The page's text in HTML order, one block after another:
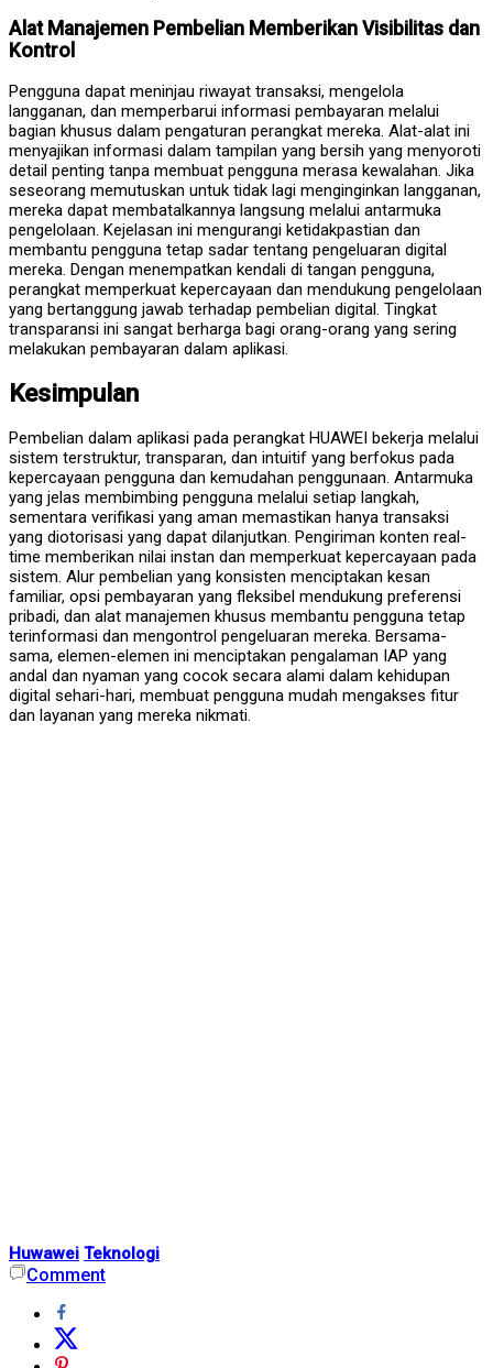
Alat Manajemen Pembelian Memberikan Visibilitas dan
Kontrol
Pengguna dapat meninjau riwayat transaksi, mengelola
langganan, dan memperbarui informasi pembayaran melalui
bagian khusus dalam pengaturan perangkat mereka. Alat-alat ini
menyajikan informasi dalam tampilan yang bersih yang menyoroti
detail penting tanpa membuat pengguna merasa kewalahan. Jika
seseorang memutuskan untuk tidak lagi menginginkan langganan,
mereka dapat membatalkannya langsung melalui antarmuka
pengelolaan. Kejelasan ini mengurangi ketidakpastian dan
membantu pengguna tetap sadar tentang pengeluaran digital
mereka. Dengan menempatkan kendali di tangan pengguna,
perangkat memperkuat kepercayaan dan mendukung pengelolaan
yang bertanggung jawab terhadap pembelian digital. Tingkat
transparansi ini sangat berharga bagi orang-orang yang sering
melakukan pembayaran dalam aplikasi.
Kesimpulan
Pembelian dalam aplikasi pada perangkat HUAWEI bekerja melalui
sistem terstruktur, transparan, dan intuitif yang berfokus pada
kepercayaan pengguna dan kemudahan penggunaan. Antarmuka
yang jelas membimbing pengguna melalui setiap langkah,
sementara verifikasi yang aman memastikan hanya transaksi
yang diotorisasi yang dapat dilanjutkan. Pengiriman konten real-
time memberikan nilai instan dan memperkuat kepercayaan pada
sistem. Alur pembelian yang konsisten menciptakan kesan
familiar, opsi pembayaran yang fleksibel mendukung preferensi
pribadi, dan alat manajemen khusus membantu pengguna tetap
terinformasi dan mengontrol pengeluaran mereka. Bersama-
sama, elemen-elemen ini menciptakan pengalaman IAP yang
andal dan nyaman yang cocok secara alami dalam kehidupan
digital sehari-hari, membuat pengguna mudah mengakses fitur
dan layanan yang mereka nikmati.
Huwawei Teknologi
Comment